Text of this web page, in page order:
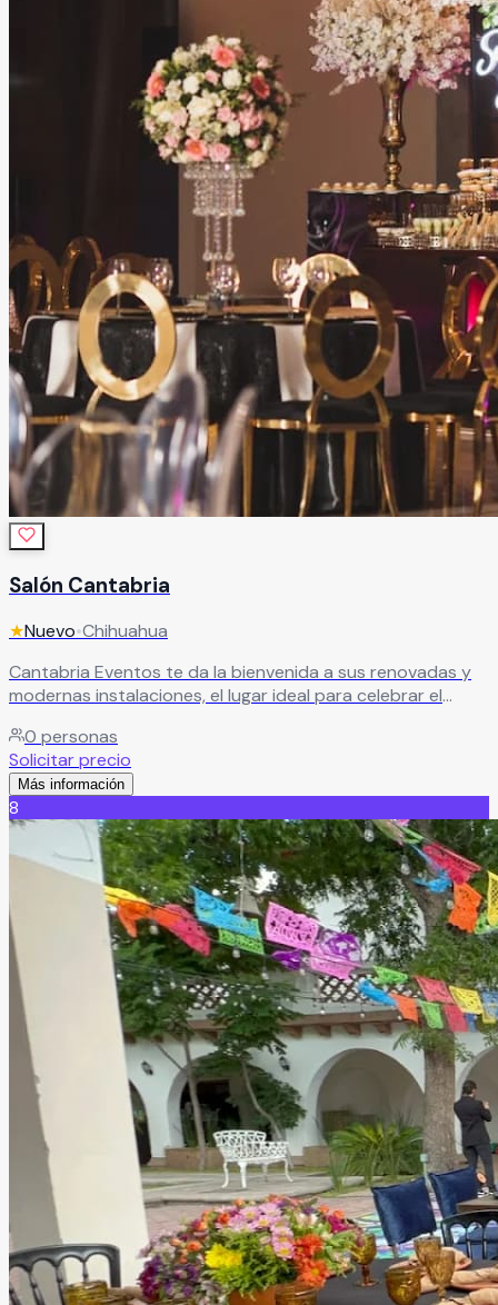
Salón Cantabria
★Nuevo•Chihuahua
Cantabria Eventos te da la bienvenida a sus renovadas y
modernas instalaciones, el lugar ideal para celebrar el
disfrutes sin preocupaciones, ofrece todos los servicios
necesarios para que tu celebración sea un verdadero
éxito, cuidando cada detalle para crear una experiencia
inolvidable.
0 personas
Solicitar precio
Más información
8